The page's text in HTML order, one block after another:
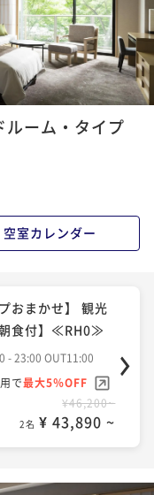
ルーム・タイプ
空室カレンダー
おまかせ】 観光
食付】≪RH0≫
- 23:00 OUT11:00
で最大5％OFF
¥46,200~
2名 ¥ 43,890 ~